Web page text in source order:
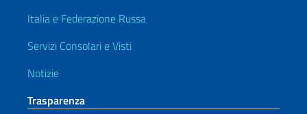
Italia e Federazione Russa
Servizi Consolari e Visti
Notizie
Trasparenza